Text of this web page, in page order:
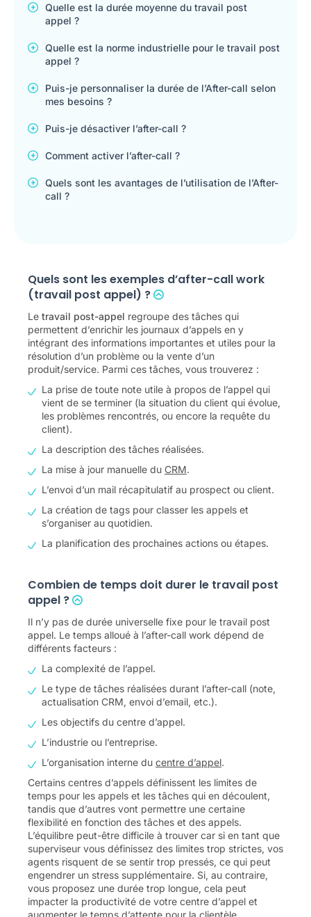
Quelle est la durée moyenne du travail post
appel ?
Quelle est la norme industrielle pour le travail post
appel ?
Puis-je personnaliser la durée de l’After-call selon
mes besoins ?
Puis-je désactiver l’after-call ?
Comment activer l’after-call ?
Quels sont les avantages de l’utilisation de l’After-
call ?
Quels sont les exemples d’after-call work
(travail post appel) ?
Le travail post-appel regroupe des tâches qui
permettent d’enrichir les journaux d’appels en y
intégrant des informations importantes et utiles pour la
résolution d’un problème ou la vente d’un
produit/service. Parmi ces tâches, vous trouverez :
La prise de toute note utile à propos de l’appel qui
vient de se terminer (la situation du client qui évolue,
les problèmes rencontrés, ou encore la requête du
client).
La description des tâches réalisées.
La mise à jour manuelle du CRM.
L’envoi d’un mail récapitulatif au prospect ou client.
La création de tags pour classer les appels et
s’organiser au quotidien.
La planification des prochaines actions ou étapes.
Combien de temps doit durer le travail post
appel ?
Il n’y pas de durée universelle fixe pour le travail post
appel. Le temps alloué à l’after-call work dépend de
différents facteurs :
La complexité de l’appel.
Le type de tâches réalisées durant l’after-call (note,
actualisation CRM, envoi d’email, etc.).
Les objectifs du centre d’appel.
L’industrie ou l’entreprise.
L’organisation interne du centre d’appel.
Certains centres d’appels définissent les limites de
temps pour les appels et les tâches qui en découlent,
tandis que d’autres vont permettre une certaine
flexibilité en fonction des tâches et des appels.
L’équilibre peut-être difficile à trouver car si en tant que
superviseur vous définissez des limites trop strictes, vos
agents risquent de se sentir trop pressés, ce qui peut
engendrer un stress supplémentaire. Si, au contraire,
vous proposez une durée trop longue, cela peut
impacter la productivité de votre centre d’appel et
augmenter le temps d’attente pour la clientèle.